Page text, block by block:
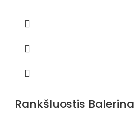
Rankšluostis Balerina